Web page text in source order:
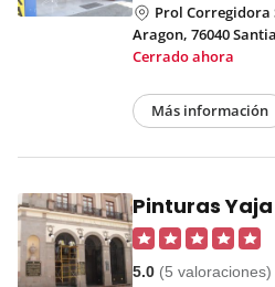
Prol Corregidora
Aragon, 76040
Cerrado ahora
Más información
Pinturas Yaja
5.0 (5 valoraciones)